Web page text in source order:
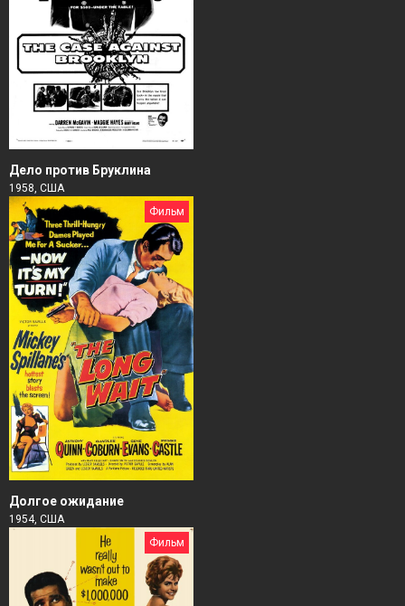
Дело против Бруклина
1958, США
Фильм
Долгое ожидание
1954, США
Фильм